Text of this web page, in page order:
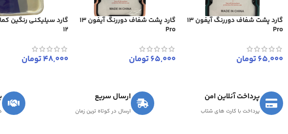
گارد پشت شفاف دوررنگ آیفون 13
Pro
65,000تومان
گارد پشت شفاف دوررنگ آیفون 13
Pro
65,000تومان
گارد سیلیکنی رنگین
12
48,000تومان
پرداخت آنلاین امن
پرداخت با کارت های شتاب
ارسال سریع
ارسال در کوتاه ترین زمان